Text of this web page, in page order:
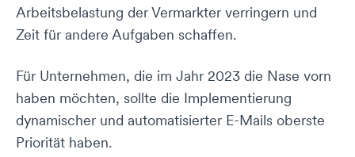
Arbeitsbelastung der Vermarkter verringern und
Zeit für andere Aufgaben schaffen.
Für Unternehmen, die im Jahr 2023 die Nase vorn
haben möchten, sollte die Implementierung
dynamischer und automatisierter E-Mails oberste
Priorität haben.